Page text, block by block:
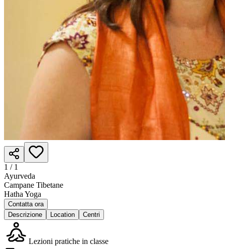
1 / 1
Ayurveda
Campane Tibetane
Hatha Yoga
Contatta ora
Descrizione
Location Centri
Lezioni pratiche in classe